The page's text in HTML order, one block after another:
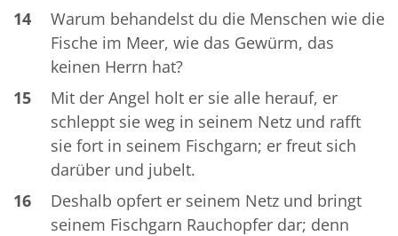
14
Warum behandelst du die Menschen wie die
Fische im Meer, wie das Gewürm, das
keinen Herrn hat?
15
Mit der Angel holt er sie alle herauf, er
schleppt sie weg in seinem Netz und rafft
sie fort in seinem Fischgarn; er freut sich
darüber und jubelt.
16
Deshalb opfert er seinem Netz und bringt
seinem Fischgarn Rauchopfer dar; denn